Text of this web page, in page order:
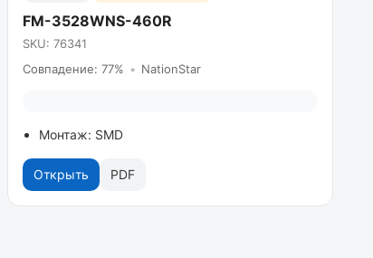
FM-3528WNS-460R
SKU: 76341
Совпадение: 77% • NationStar
Монтаж: SMD
Открыть PDF